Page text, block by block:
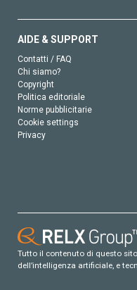
AIDE & SUPPORT
Contatti / FAQ
Chi siamo?
Copyright
Politica editoriale
Norme pubblicitarie
Cookie settings
Privacy
Tutto il contenuto di questo
dell’intelligenza artificiale, e